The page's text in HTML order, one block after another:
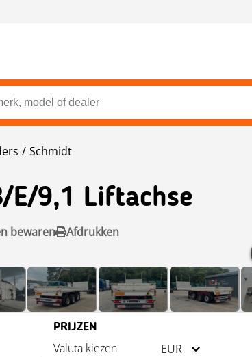
Schmidt
E/9,1 Liftachse
bewaren Afdrukken
PRIJZEN
Valuta kiezen
EUR